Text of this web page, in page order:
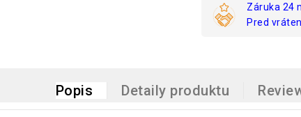
Záruka 24
Pred
Popis Detaily produktu